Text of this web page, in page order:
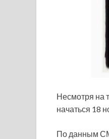
Несмотря на
начаться 18
По данным